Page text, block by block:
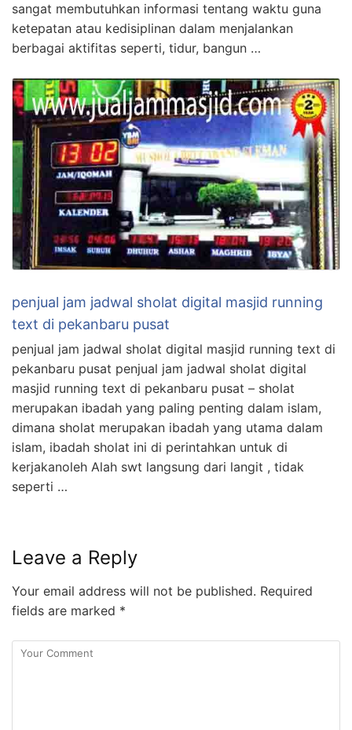
sangat membutuhkan informasi tentang waktu guna
ketepatan atau kedisiplinan dalam menjalankan
berbagai aktifitas seperti, tidur, bangun …
penjual jam jadwal sholat digital masjid running
text di pekanbaru pusat
penjual jam jadwal sholat digital masjid running text di
pekanbaru pusat penjual jam jadwal sholat digital
masjid running text di pekanbaru pusat – sholat
merupakan ibadah yang paling penting dalam islam,
dimana sholat merupakan ibadah yang utama dalam
islam, ibadah sholat ini di perintahkan untuk di
kerjakanoleh Alah swt langsung dari langit , tidak
seperti …
Leave a Reply
Your email address will not be published. Required
fields are marked *